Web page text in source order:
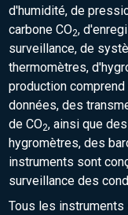
d'humidité, de
carbone CO2,
surveillance, de
thermomètres,
production
données, des
de CO2, ainsi que
hygromètres, des
instruments sont
surveillance des
Tous les